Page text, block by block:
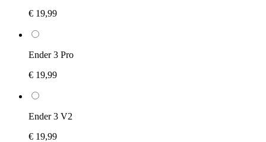
€ 19,99
Ender 3 Pro
€ 19,99
Ender 3 V2
€ 19,99